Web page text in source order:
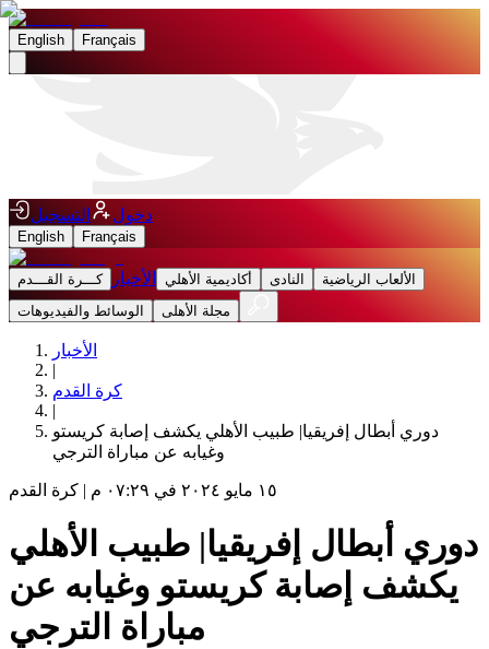
English Français
دخول التسجيل
English Français
كـــرة القـــدم الأخبار أكاديمية الأهلي النادى
الألعاب الرياضية
الوسائط والفيديوهات
مجلة الأهلى
الأخبار
|
كرة القدم
|
دوري أبطال إفريقيا| طبيب الأهلي يكشف إصابة كريستو
وغيابه عن مباراة الترجي
١٥ مايو ٢٠٢٤ في ٠٧:٢٩ م | كرة القدم
دوري أبطال إفريقيا| طبيب الأهلي
يكشف إصابة كريستو وغيابه عن
مباراة الترجي